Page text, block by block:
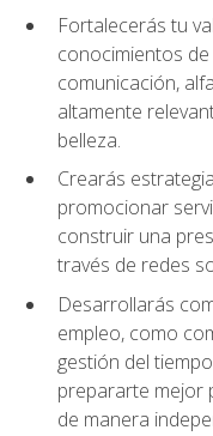
Fortalecerás tu
conocimientos
comunicación,
altamente
belleza.
Crearás
promocionar
construir una
través de redes
Desarrollarás
empleo, como
gestión del
prepararte mejor
de manera